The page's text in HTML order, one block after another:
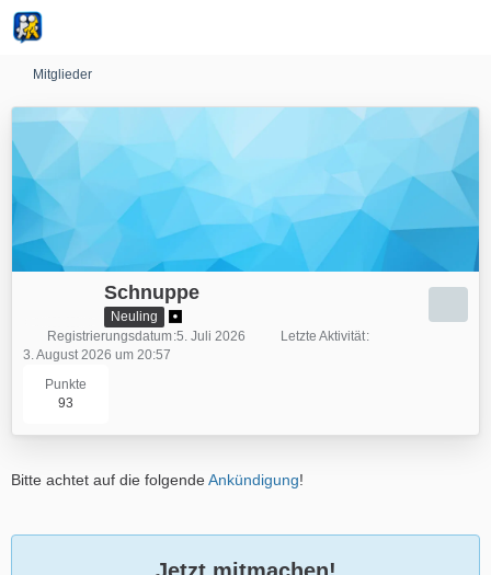
Mitglieder
Schnuppe
Neuling
Punkte
93
Registrierungsdatum 5. Juli 2026
Letzte Aktivität
3. August 2026 um 20:57
Bitte achtet auf die folgendeAnkündigung!